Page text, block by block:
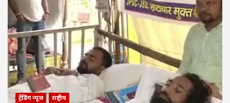
ट्रेंडिंग न्यूज राष्ट्रीय